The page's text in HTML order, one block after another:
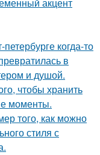
когда-то
в
и душой.
чтобы хранить
моменты.
того, как можно
стиля с